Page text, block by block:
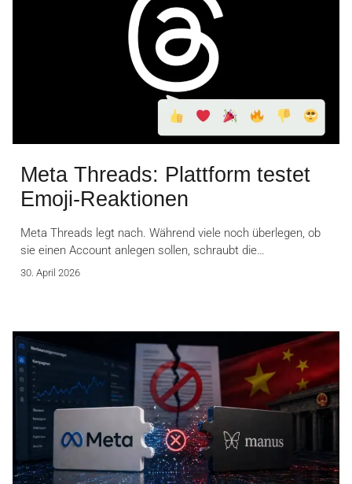
Meta Threads: Plattform testet
Emoji-Reaktionen
Meta Threads legt nach. Während viele noch überlegen, ob
sie einen Account anlegen sollen, schraubt die…
30. April 2026